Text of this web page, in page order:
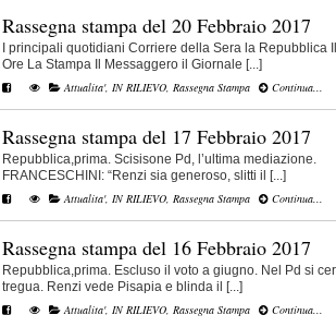
Rassegna stampa del 20 Febbraio 2017
I principali quotidiani Corriere della Sera la Repubblica
Ore La Stampa Il Messaggero il Giornale [...]
Attualita', IN RILIEVO, Rassegna Stampa Continua...
Rassegna stampa del 17 Febbraio 2017
Repubblica,prima. Scisisone Pd, l’ultima mediazione.
FRANCESCHINI: “Renzi sia generoso, slitti il [...]
Attualita', IN RILIEVO, Rassegna Stampa Continua...
Rassegna stampa del 16 Febbraio 2017
Repubblica,prima. Escluso il voto a giugno. Nel Pd si
tregua. Renzi vede Pisapia e blinda il [...]
Attualita', IN RILIEVO, Rassegna Stampa Continua...